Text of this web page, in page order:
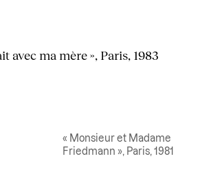
avec ma mère », Paris, 1983
« Monsieur et Madame
Friedmann », Paris, 1981